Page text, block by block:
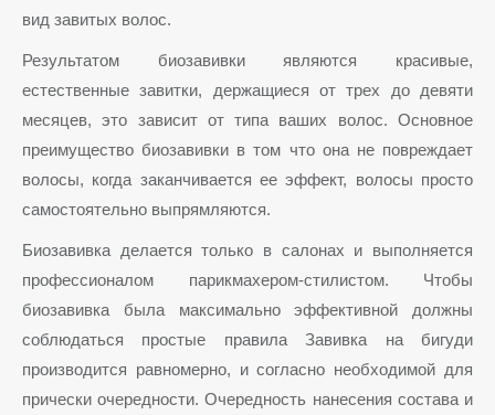
вид завитых волос.
Результатом биозавивки являются красивые,
естественные завитки, держащиеся от трех до девяти
месяцев, это зависит от типа ваших волос. Основное
преимущество биозавивки в том что она не повреждает
волосы, когда заканчивается ее эффект, волосы просто
самостоятельно выпрямляются.
Биозавивка делается только в салонах и выполняется
профессионалом парикмахером-стилистом. Чтобы
биозавивка была максимально эффективной должны
соблюдаться простые правила Завивка на бигуди
производится равномерно, и согласно необходимой для
прически очередности. Очередность нанесения состава и